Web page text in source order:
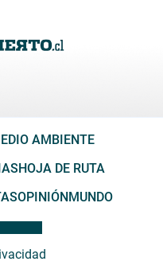
AMBIENTE
HOJA DE RUTA
OPINIÓNMUNDO